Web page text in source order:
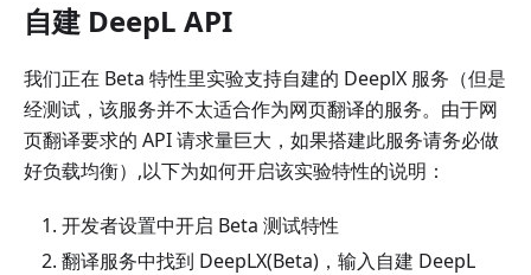
自建 DeepL API
我们正在 Beta 特性里实验支持自建的 DeeplX 服务（但是
经测试，该服务并不太适合作为网页翻译的服务。由于网
页翻译要求的 API 请求量巨大，如果搭建此服务请务必做
好负载均衡）,以下为如何开启该实验特性的说明：
开发者设置中开启 Beta 测试特性
翻译服务中找到 DeepLX(Beta)，输入自建 DeepL